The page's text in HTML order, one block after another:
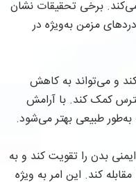
برخی تحقیقات نشان
مزمن به‌ویژه در
و می‌تواند به کاهش
کمک کند. با آرامش
طبیعی بهتر می‌شود.
بدن را تقویت کند و به
کند. این امر به ویژه